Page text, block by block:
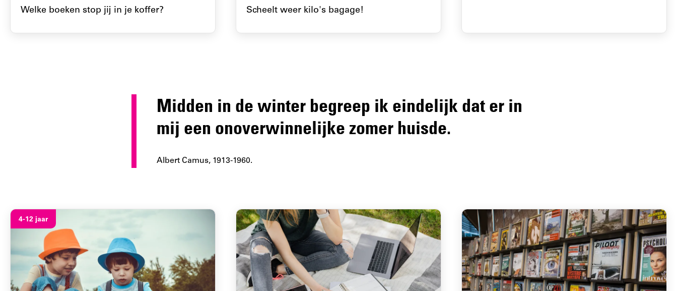
Welke boeken stop jij in je koffer? Scheelt weer kilo's bagage!
Midden in de winter begreep ik eindelijk dat er in
mij een onoverwinnelijke zomer huisde.
Albert Camus, 1913-1960.
4-12 jaar